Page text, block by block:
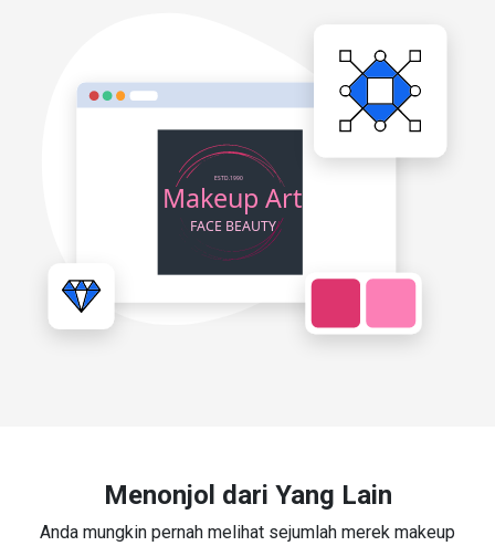
Menonjol dari Yang Lain
Anda mungkin pernah melihat sejumlah merek makeup